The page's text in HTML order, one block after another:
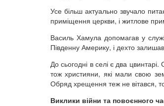
Усе більш актуально звучало
приміщення церкви, і житлове
Василь Хамула допомагав у
Південну Америку, і дехто
До сьогодні в селі є два
тож християни, які мали свою
Обряд хрещення теж не вітався,
Виклики війни та повоєнного